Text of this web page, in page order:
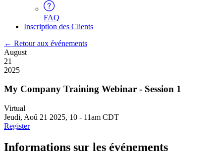
FAQ
Inscription des Clients
← Retour aux événements
August
21
2025
My Company Training Webinar - Session 1
Virtual
Jeudi, Aoû 21 2025, 10 - 11am CDT
Register
Informations sur les événements